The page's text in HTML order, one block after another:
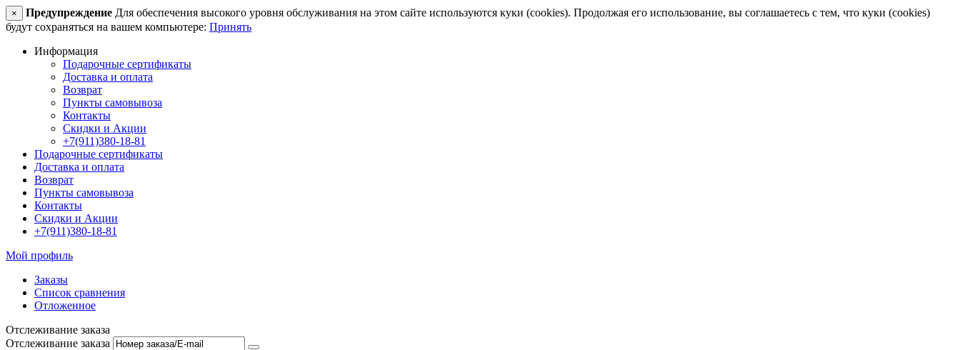
× Предупреждение Для обеспечения высокого уровня обслуживания на этом сайте используются куки (cookies). Продолжая его использование, вы соглашаетесь с тем, что куки (cookies)
будут сохраняться на вашем компьютере: Принять
Информация
Подарочные сертификаты
Доставка и оплата
Возврат
Пункты самовывоза
Контакты
Скидки и Акции
+7(911)380-18-81
Подарочные сертификаты
Доставка и оплата
Возврат
Пункты самовывоза
Контакты
Скидки и Акции
+7(911)380-18-81
Мой профиль
Заказы
Список сравнения
Отложенное
Отслеживание заказа
Отслеживание заказа